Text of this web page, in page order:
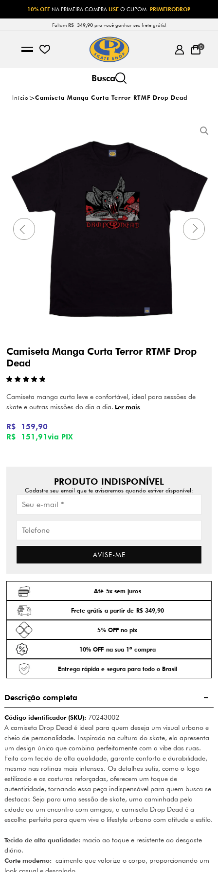
10% OFF NA PRIMEIRA COMPRAUSEO CUPOM:PRIMEIRODROP
Faltam R$ 349,90pra você ganhar seu frete grátis!
0
Início Camiseta Manga Curta Terror RTMF Drop Dead
Camiseta Manga Curta Terror RTMF Drop
Dead
Camiseta manga curta leve e confortável, ideal para sessões de
skate e outras missões do dia a dia. Ler mais
R$ 151,91via PIX
R$ 159,90
PRODUTO INDISPONÍVEL
Cadastre seu email que te avisaremos quando estiver disponível:
AVISE-ME
Até 5x sem juros
Frete grátis a partir de R$ 349,90
5% OFF no pix
10% OFF na sua 1ª compra
Entrega rápida e segura para todo o Brasil
Descrição completa
Código identificador (SKU):70243002
A camiseta Drop Dead é ideal para quem deseja um visual urbano e
cheio de personalidade. Inspirada na cultura do skate, ela apresenta
um design único que combina perfeitamente com a vibe das ruas.
Feita com tecido de alta qualidade, garante conforto e durabilidade,
mesmo nas rotinas mais intensas. Os detalhes sutis, como o logo
estilizado e as costuras reforçadas, oferecem um toque de
autenticidade, tornando essa peça indispensável para quem busca se
destacar. Seja para uma sessão de skate, uma caminhada pela
cidade ou um encontro com amigos, a camiseta Drop Dead é a
escolha perfeita para quem vive o lifestyle urbano com atitude e estilo.
Tecido de alta qualidade: macio ao toque e resistente ao desgaste
diário.
Corte moderno: caimento que valoriza o corpo, proporcionando um